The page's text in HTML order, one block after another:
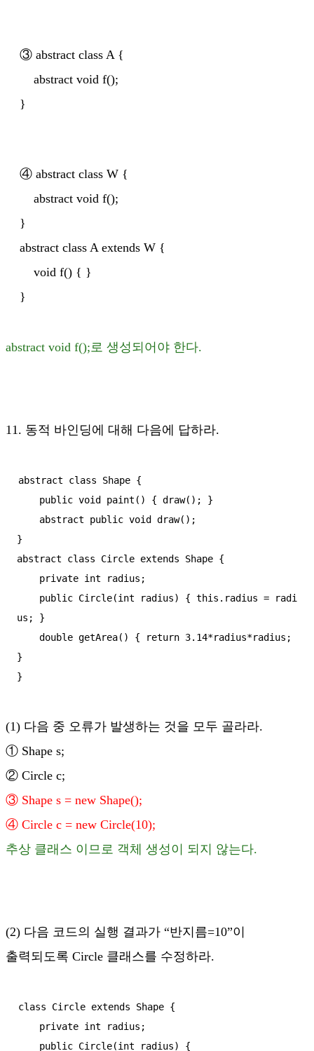
③ abstract class A {
abstract void f();
}
④ abstract class W {
abstract void f();
}
abstract class A extends W {
void f() { }
}
abstract void f();로 생성되어야 한다.
11. 동적 바인딩에 대해 다음에 답하라.
abstract class Shape {
}
abstract class Circle extends Shape {
us; }
}
}
(1) 다음 중 오류가 발생하는 것을 모두 골라라.
① Shape s;
② Circle c;
③ Shape s = new Shape();
④ Circle c = new Circle(10);
추상 클래스 이므로 객체 생성이 되지 않는다.
(2) 다음 코드의 실행 결과가 “반지름=10”이
출력되도록 Circle 클래스를 수정하라.
class Circle extends Shape {